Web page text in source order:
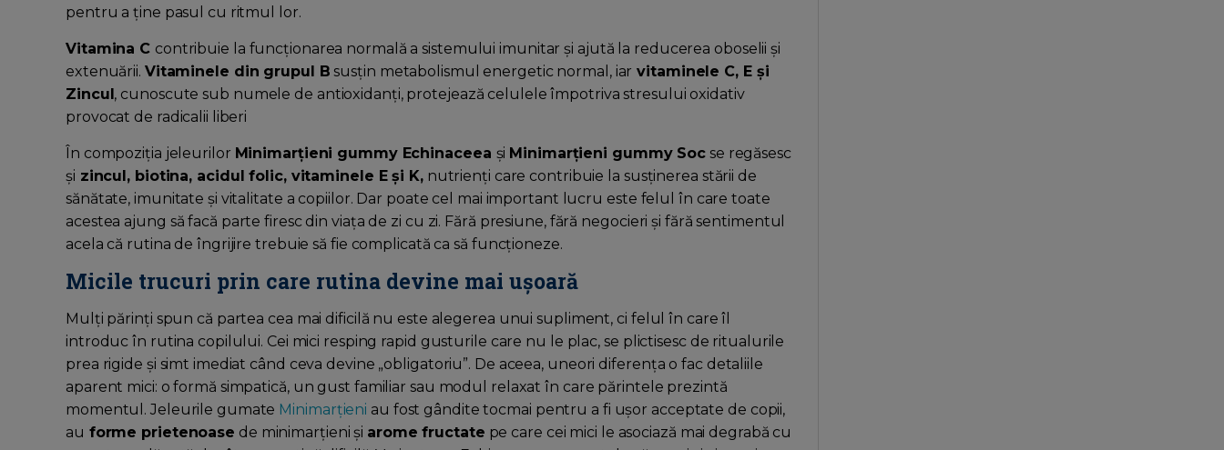
pentru a ține pasul cu ritmul lor.
Vitamina C contribuie la funcționarea normală a sistemului imunitar și ajută la reducerea oboselii și
extenuării. Vitaminele din grupul B susțin metabolismul energetic normal, iar vitaminele C, E și
Zincul , cunoscute sub numele de antioxidanți, protejează celulele împotriva stresului oxidativ
provocat de radicalii liberi
În compoziția jeleurilor Minimarțieni gummy Echinaceea și Minimarțieni gummy Soc se regăsesc
și zincul, biotina, acidul folic, vitaminele E și K,nutrienți care contribuie la susținerea stării de
sănătate, imunitate și vitalitate a copiilor. Dar poate cel mai important lucru este felul în care toate
acestea ajung să facă parte firesc din viața de zi cu zi. Fără presiune, fără negocieri și fără sentimentul
acela că rutina de îngrijire trebuie să fie complicată ca să funcționeze.
Micile trucuri prin care rutina devine mai ușoară
Mulți părinți spun că partea cea mai dificilă nu este alegerea unui supliment, ci felul în care îl
introduc în rutina copilului. Cei mici resping rapid gusturile care nu le plac, se plictisesc de ritualurile
prea rigide și simt imediat când ceva devine „obligatoriu”. De aceea, uneori diferența o fac detaliile
aparent mici: o formă simpatică, un gust familiar sau modul relaxat în care părintele prezintă
momentul. Jeleurile gumate Minimarțieni au fost gândite tocmai pentru a fi ușor acceptate de copii,
au forme prietenoase de minimarțieni și arome fructate pe care cei mici le asociază mai degrabă cu